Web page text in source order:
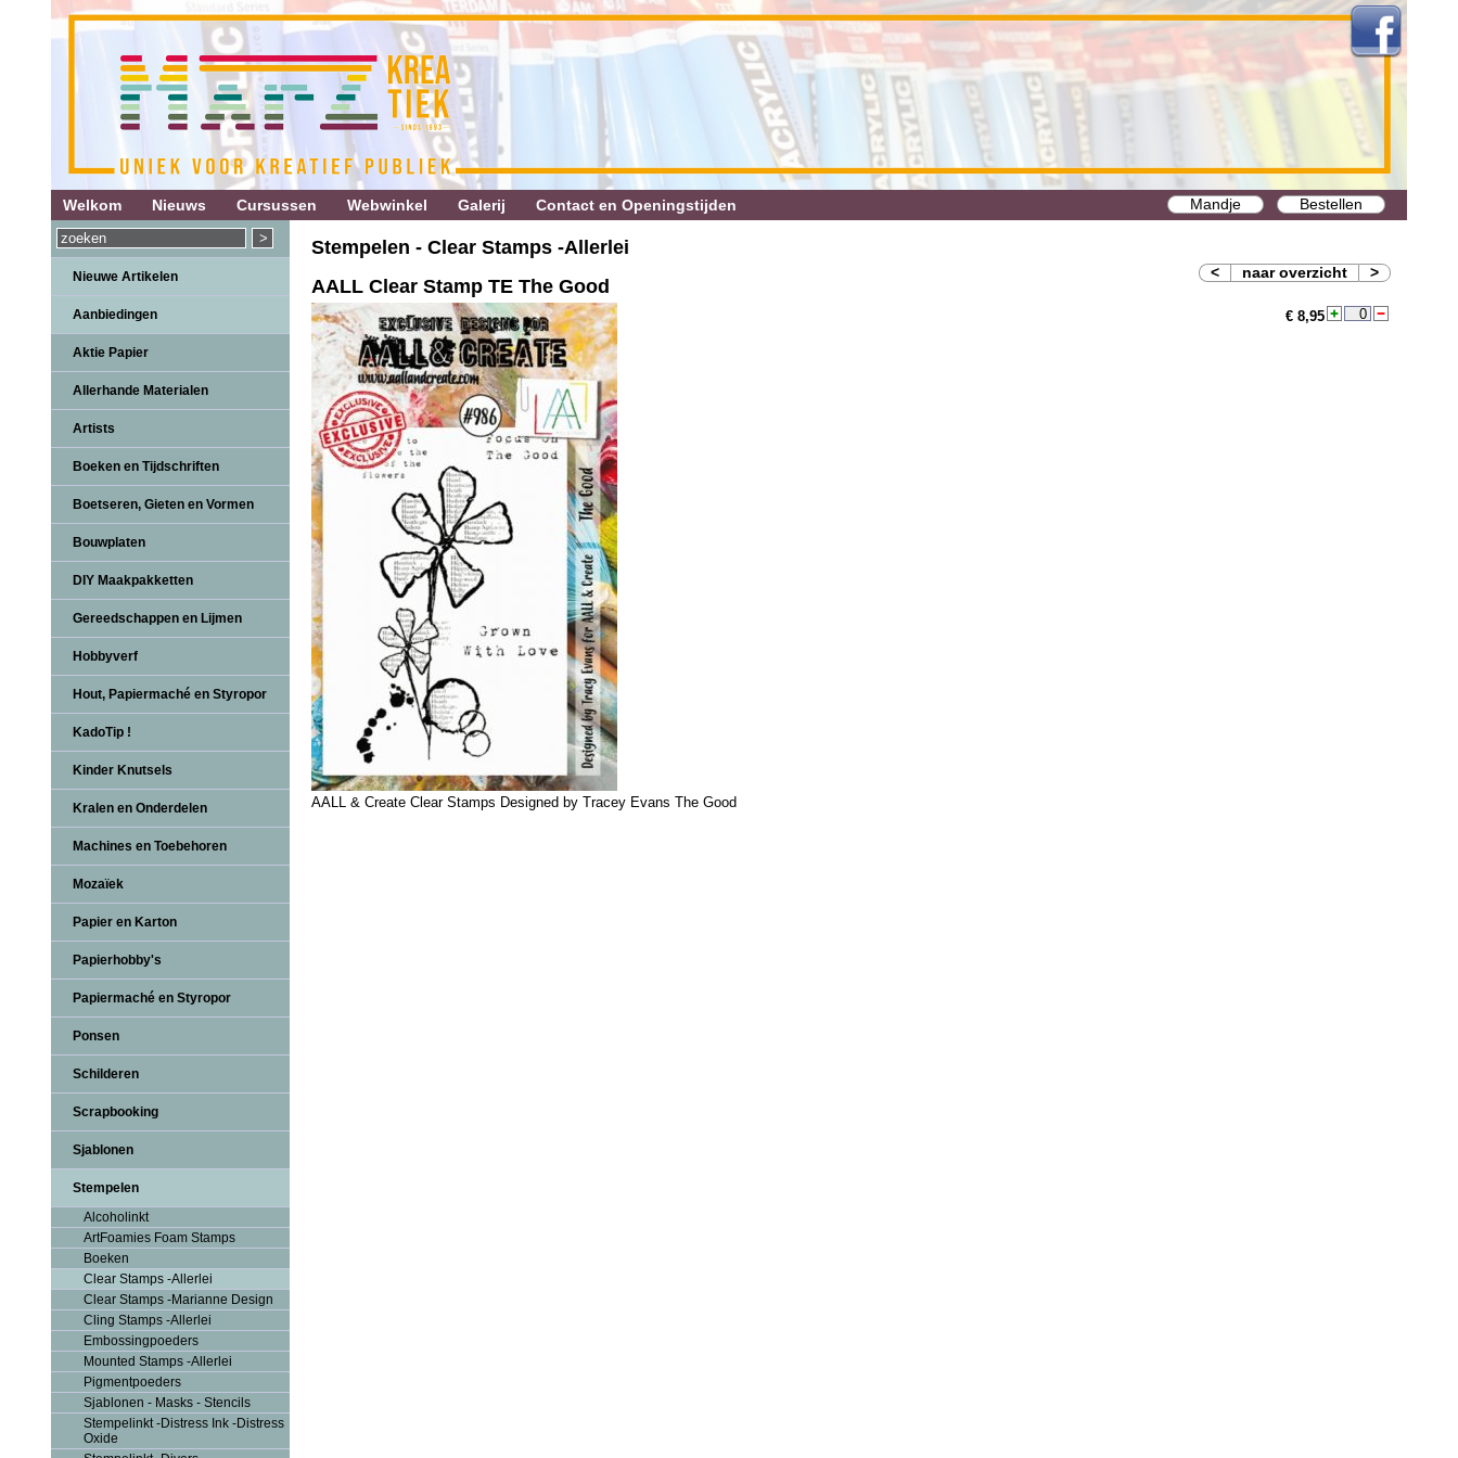
Welkom Nieuws Cursussen Webwinkel Galerij Contact en Openingstijden Mandje Bestellen
Nieuwe Artikelen
Aanbiedingen
Aktie Papier
Allerhande Materialen
Artists
Boeken en Tijdschriften
Boetseren, Gieten en Vormen
Bouwplaten
DIY Maakpakketten
Gereedschappen en Lijmen
Hobbyverf
Hout, Papiermaché en Styropor
KadoTip !
Kinder Knutsels
Kralen en Onderdelen
Machines en Toebehoren
Mozaïek
Papier en Karton
Papierhobby's
Papiermaché en Styropor
Ponsen
Schilderen
Scrapbooking
Sjablonen
Stempelen
Alcoholinkt
ArtFoamies Foam Stamps
Boeken
Clear Stamps -Allerlei
Clear Stamps -Marianne Design
Cling Stamps -Allerlei
Embossingpoeders
Mounted Stamps -Allerlei
Pigmentpoeders
Sjablonen - Masks - Stencils
Stempelinkt -Distress Ink -Distress
Oxide
Stempelen - Clear Stamps ‐Allerlei
< naar overzicht >
AALL Clear Stamp TE The Good
€ 8,95
AALL & Create Clear Stamps Designed by Tracey Evans The Good